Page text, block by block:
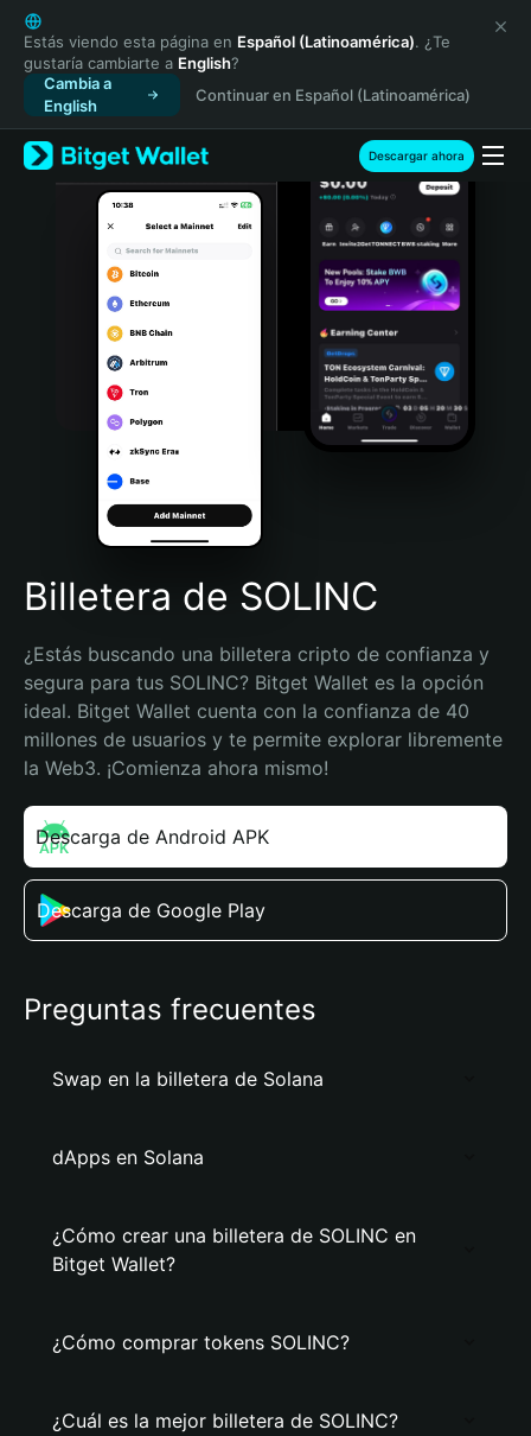
English
日本語
Tiếng Việt
Русский
Español (Latinoamérica)
Türkçe
Italiano
Português (Portugal)
Bahasa Indonesia
Português (Brasil)
Español (Argentina)
Estás viendo esta página en Español (Latinoamérica). ¿Te
gustaría cambiarte a English?
Cambia a
English
Continuar en Español (Latinoamérica)
Descargar ahora
Billetera de SOLINC
¿Estás buscando una billetera cripto de confianza y
segura para tus SOLINC? Bitget Wallet es la opción
ideal. Bitget Wallet cuenta con la confianza de 40
millones de usuarios y te permite explorar libremente
la Web3. ¡Comienza ahora mismo!
Descarga de Android APK
Descarga de Google Play
Preguntas frecuentes
Swap en la billetera de Solana
dApps en Solana
¿Cómo crear una billetera de SOLINC en
Bitget Wallet?
¿Cómo comprar tokens SOLINC?
¿Cuál es la mejor billetera de SOLINC?